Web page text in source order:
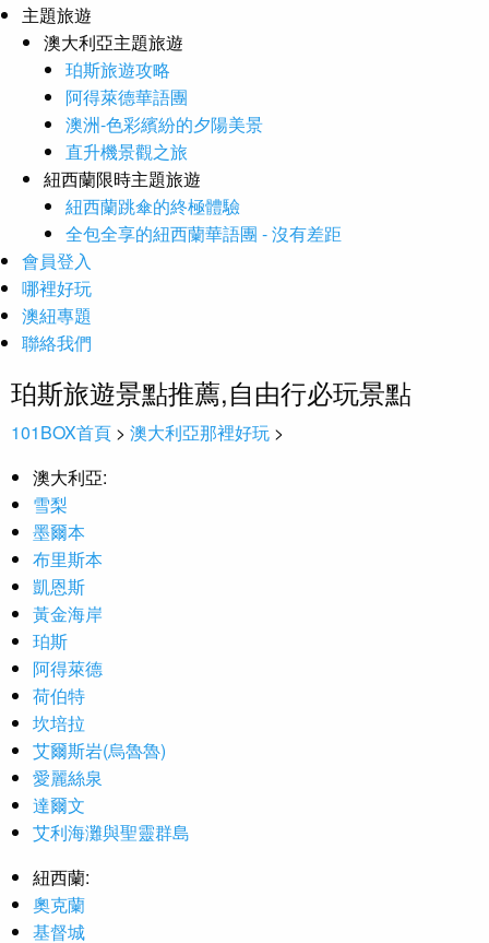
主題旅遊
澳大利亞主題旅遊
珀斯旅遊攻略
阿得萊德華語團
澳洲-色彩繽紛的夕陽美景
直升機景觀之旅
紐西蘭限時主題旅遊
紐西蘭跳傘的終極體驗
全包全享的紐西蘭華語團 - 沒有差距
會員登入
哪裡好玩
澳紐專題
聯絡我們
珀斯旅遊景點推薦,自由行必玩景點
101BOX首頁 > 澳大利亞那裡好玩 >
澳大利亞:
雪梨
墨爾本
布里斯本
凱恩斯
黃金海岸
珀斯
阿得萊德
荷伯特
坎培拉
艾爾斯岩(烏魯魯)
愛麗絲泉
達爾文
艾利海灘與聖靈群島
紐西蘭:
奧克蘭
基督城